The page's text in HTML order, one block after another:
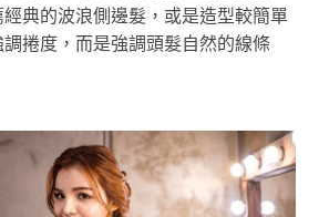
典的波浪側邊髮，或是造型較簡單
捲度，而是強調頭髮自然的線條